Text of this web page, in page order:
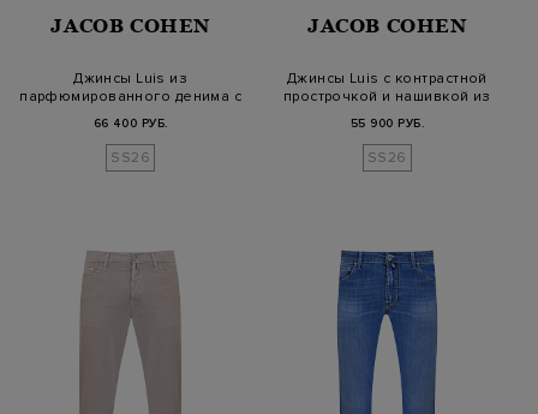
JACOB COHEN
Джинсы Luis из
парфюмированного денима с
66 400 РУБ.
SS26
JACOB COHEN
Джинсы Luis с контрастной
прострочкой и нашивкой из
55 900 РУБ.
SS26